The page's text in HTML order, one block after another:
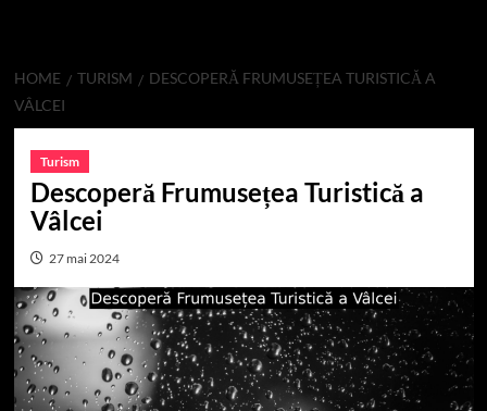
HOME TURISM
DESCOPERĂ FRUMUSEȚEA TURISTICĂ A
VÂLCEI
Turism
Descoperă Frumusețea Turistică a
Vâlcei
27 mai 2024